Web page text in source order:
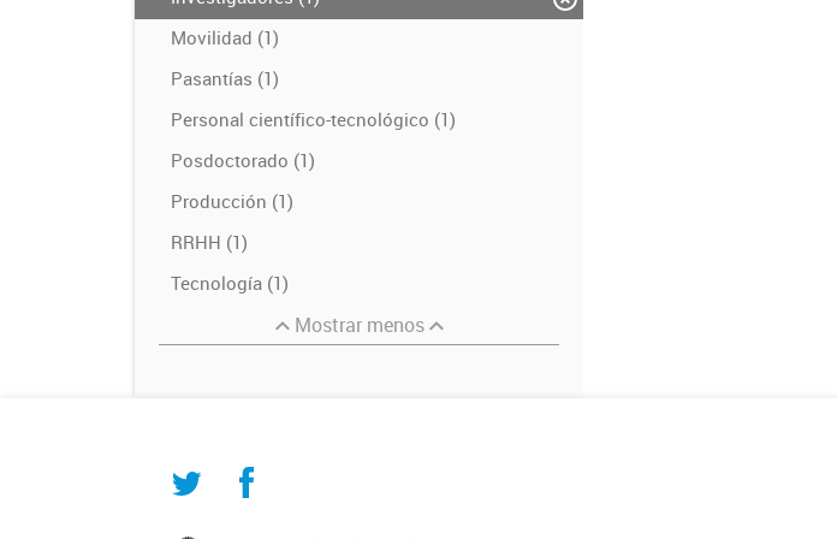
Movilidad (1)
Pasantías (1)
Personal científico-tecnológico (1)
Posdoctorado (1)
Producción (1)
RRHH (1)
Tecnología (1)
Mostrar menos